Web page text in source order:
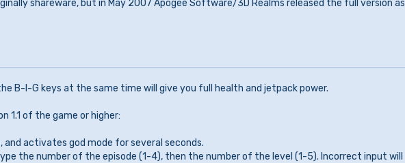
shareware, but in May 2007 Apogee Software/3D Realms released the full version as
B-I-G keys at the same time will give you full health and jetpack power.
1.1 of the game or higher:
and activates god mode for several seconds.
the number of the episode (1-4), then the number of the level (1-5). Incorrect input will